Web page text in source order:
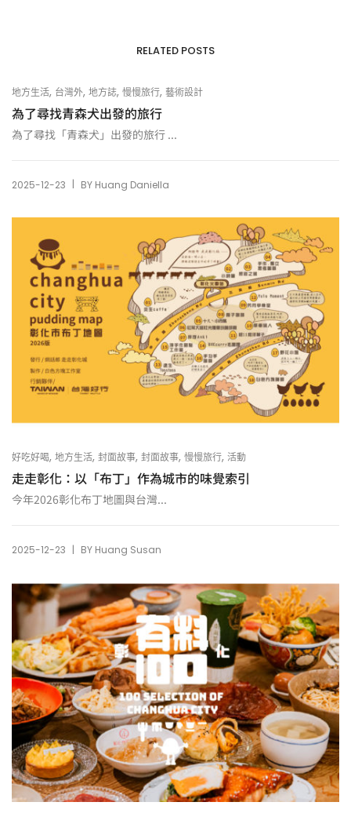
RELATED POSTS
地方生活, 台灣外, 地方誌, 慢慢旅行, 藝術設計
為了尋找青森犬出發的旅行
為了尋找「青森犬」出發的旅行 ...
2025-12-23 BY Huang Daniella
好吃好喝, 地方生活, 封面故事, 封面故事, 慢慢旅行, 活動
走走彰化：以「布丁」作為城市的味覺索引
今年2026彰化布丁地圖與台灣...
2025-12-23 | BY Huang Susan